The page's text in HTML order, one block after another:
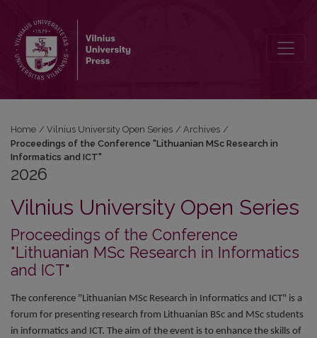
Home / Vilnius University Open Series / Archives /
Proceedings of the Conference "Lithuanian MSc Research in
Informatics and ICT"
2026
Vilnius University Open Series
Proceedings of the Conference
"Lithuanian MSc Research in Informatics
and ICT"
The conference "Lithuanian MSc Research in Informatics and ICT" is a
forum for presenting research from Lithuanian BSc and MSc students
in informatics and ICT. The aim of the event is to enhance the skills of